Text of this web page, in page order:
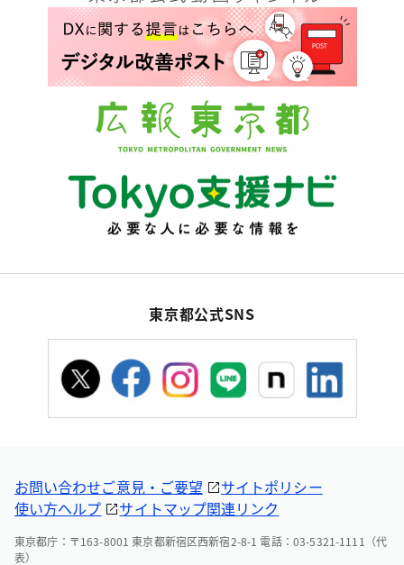
東京都公式SNS
お問い合わせご意見・ご要望
サイトポリシー
使い方ヘルプ
サイトマップ関連リンク
東京都庁：〒163-8001 東京都新宿区西新宿2-8-1 電話：03-5321-1111（代
表）